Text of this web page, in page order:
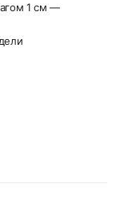
1 см —